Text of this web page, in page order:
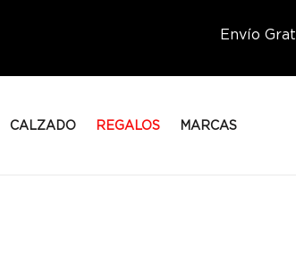
Envío
CALZADO REGALOS MARCAS